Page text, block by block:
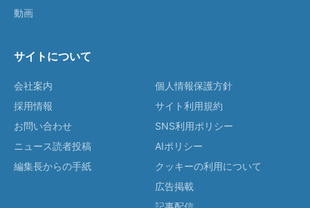
動画
サイトについて
会社案内
採用情報
お問い合わせ
ニュース読者投稿
編集長からの手紙
個人情報保護方針
サイト利用規約
SNS利用ポリシー
AIポリシー
クッキーの利用について
広告掲載